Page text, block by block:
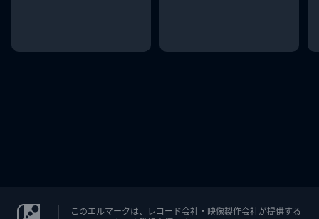
このエルマークは、レコード会社・映像製作会社が提供する